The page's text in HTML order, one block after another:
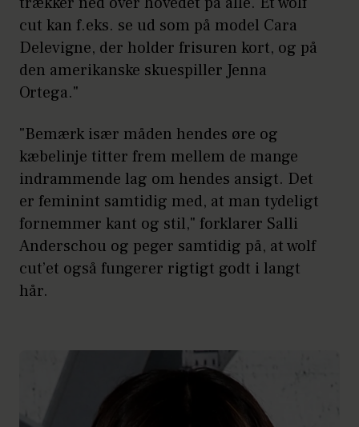
cut kan f.eks. se ud som på model Cara
Delevigne, der holder frisuren kort, og på
den amerikanske skuespiller Jenna
Ortega."
"Bemærk især måden hendes øre og
kæbelinje titter frem mellem de mange
indrammende lag om hendes ansigt. Det
er feminint samtidig med, at man tydeligt
fornemmer kant og stil," forklarer Salli
Anderschou og peger samtidig på, at wolf
cut’et også fungerer rigtigt godt i langt
hår.